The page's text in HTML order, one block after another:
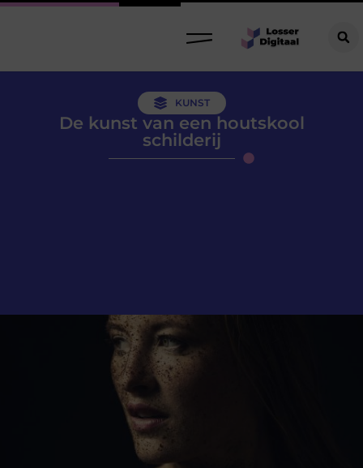
KUNST
De kunst van een houtskool
schilderij